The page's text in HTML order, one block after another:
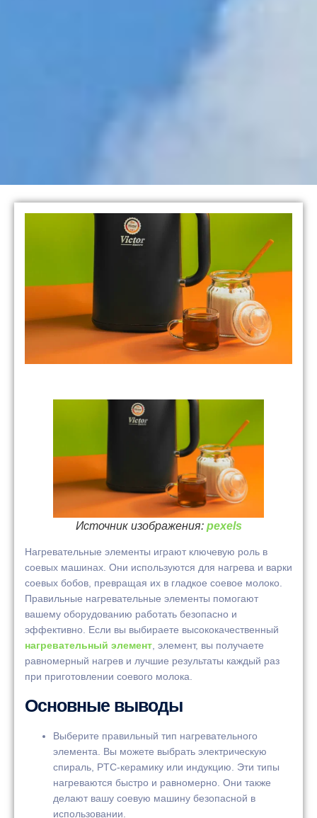
Источник изображения: pexels
Нагревательные элементы играют ключевую роль в
соевых машинах. Они используются для нагрева и варки
соевых бобов, превращая их в гладкое соевое молоко.
Правильные нагревательные элементы помогают
вашему оборудованию работать безопасно и
эффективно. Если вы выбираете высококачественный
нагревательный элемент , элемент, вы получаете
равномерный нагрев и лучшие результаты каждый раз
при приготовлении соевого молока.
Основные выводы
Выберите правильный тип нагревательного
элемента. Вы можете выбрать электрическую
спираль, PTC-керамику или индукцию. Эти типы
нагреваются быстро и равномерно. Они также
делают вашу соевую машину безопасной в
использовании.